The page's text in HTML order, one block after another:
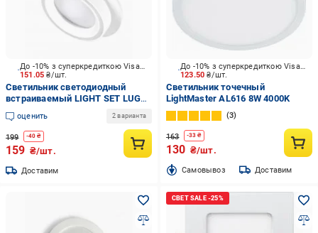
151.05₴/шт.
До -10% з суперкредиткою Visa Вигода
Светильник светодиодный
встраиваемый LIGHT SET LUG
LS-R GX 10747 12 Вт GX53 белый
оценить 2 варианта
199 -40 ₴
159 ₴/шт.
Доставим
123.50₴/шт.
До -10% з суперкредиткою Visa Вигода
Светильник точечный
LightMaster AL616 8W 4000K
3
163 -33 ₴
130 ₴/шт.
Cамовывоз Доставим